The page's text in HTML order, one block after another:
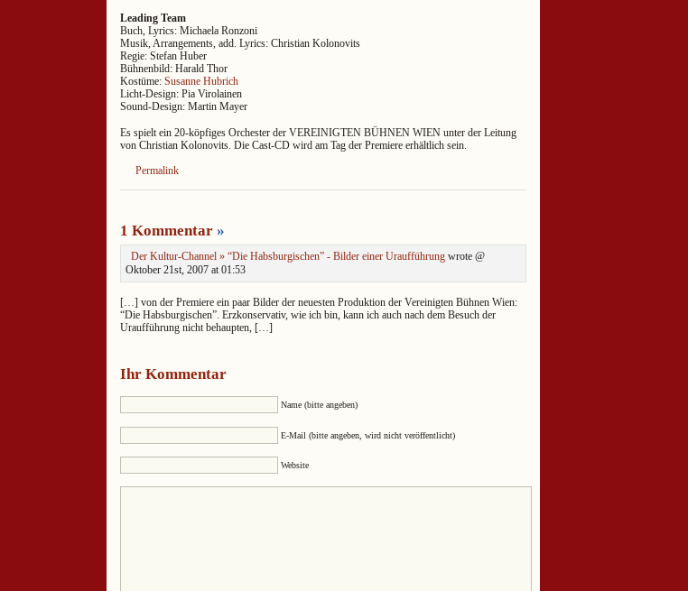
Leading Team
Buch, Lyrics: Michaela Ronzoni
Musik, Arrangements, add. Lyrics: Christian Kolonovits
Regie: Stefan Huber
Bühnenbild: Harald Thor
Kostüme: Susanne Hubrich
Licht-Design: Pia Virolainen
Sound-Design: Martin Mayer
Es spielt ein 20-köpfiges Orchester der VEREINIGTEN BÜHNEN WIEN unter der Leitung
von Christian Kolonovits. Die Cast-CD wird am Tag der Premiere erhältlich sein.
Permalink
1 Kommentar »
Der Kultur-Channel » “Die Habsburgischen” - Bilder einer Uraufführung wrote @
Oktober 21st, 2007 at 01:53
[…] von der Premiere ein paar Bilder der neuesten Produktion der Vereinigten Bühnen Wien:
“Die Habsburgischen”. Erzkonservativ, wie ich bin, kann ich auch nach dem Besuch der
Uraufführung nicht behaupten, […]
Ihr Kommentar
Name (bitte angeben)
E-Mail (bitte angeben, wird nicht veröffentlicht)
Website